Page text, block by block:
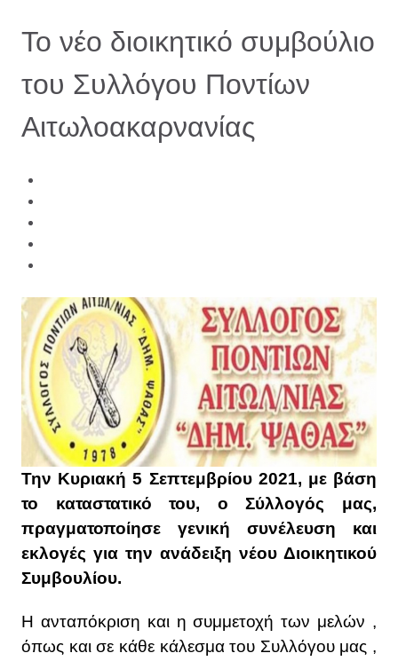
Το νέο διοικητικό συμβούλιο
του Συλλόγου Ποντίων
Αιτωλοακαρνανίας
Την Κυριακή 5 Σεπτεμβρίου 2021, με βάση
το καταστατικό του, ο Σύλλογός μας,
πραγματοποίησε γενική συνέλευση και
εκλογές για την ανάδειξη νέου Διοικητικού
Συμβουλίου.
Η ανταπόκριση και η συμμετοχή των μελών ,
όπως και σε κάθε κάλεσμα του Συλλόγου μας ,